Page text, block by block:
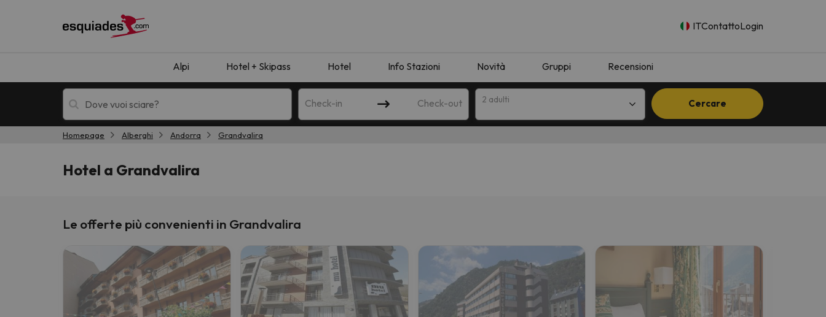
ITContattoLogin
Alpi Hotel + Skipass Hotel Info Stazioni Novità Gruppi Recensioni
Check-in Check-out 2 adulti Cercare
Ops, non abbiamo trovato alcun risultato corrispondente alla sua ricerca. Provare a modificare la destinazione.
Homepage Alberghi Andorra Grandvalira
Hotel a Grandvalira
Le offerte più convenienti in Grandvalira